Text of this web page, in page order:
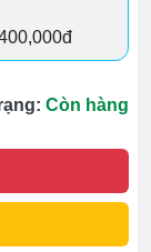
Còn hàng